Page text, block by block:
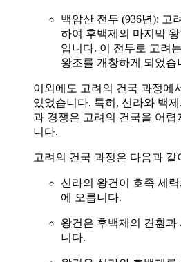
백암산 전투 (936년): 고
하여 후백제의 마지막
입니다. 이 전투로 고려
왕조를 개창하게 되었습
이외에도 고려의 건국 과정에
있었습니다. 특히, 신라와 백
과 경쟁은 고려의 건국을 어
니다.
고려의 건국 과정은 다음과
신라의 왕건이 호족 세
에 오릅니다.
왕건은 후백제의 견훤
니다.